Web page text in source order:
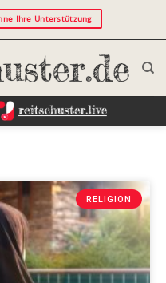
Ihre Unterstützung
RELIGION